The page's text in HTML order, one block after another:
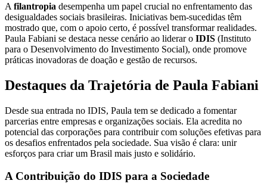
A filantropia desempenha um papel crucial no enfrentamento das
desigualdades sociais brasileiras. Iniciativas bem-sucedidas têm
mostrado que, com o apoio certo, é possível transformar realidades.
Paula Fabiani se destaca nesse cenário ao liderar o IDIS (Instituto
para o Desenvolvimento do Investimento Social), onde promove
práticas inovadoras de doação e gestão de recursos.
Destaques da Trajetória de Paula Fabiani
Desde sua entrada no IDIS, Paula tem se dedicado a fomentar
parcerias entre empresas e organizações sociais. Ela acredita no
potencial das corporações para contribuir com soluções efetivas para
os desafios enfrentados pela sociedade. Sua visão é clara: unir
esforços para criar um Brasil mais justo e solidário.
A Contribuição do IDIS para a Sociedade